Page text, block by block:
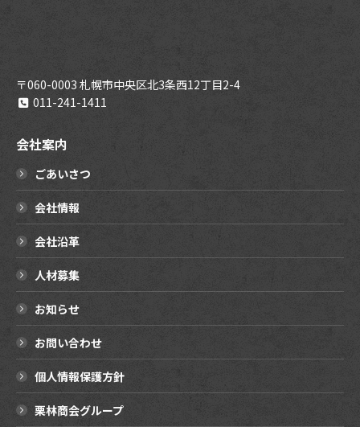
〒060-0003 札幌市中央区北3条西12丁目2-4
011-241-1411
会社案内
ごあいさつ
会社情報
会社沿革
人材募集
お知らせ
お問い合わせ
個人情報保護方針
栗林商会グループ